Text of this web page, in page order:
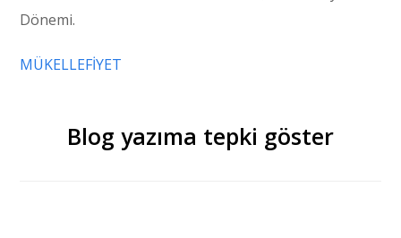
Dönemi.
MÜKELLEFİYET
Blog yazıma tepki göster